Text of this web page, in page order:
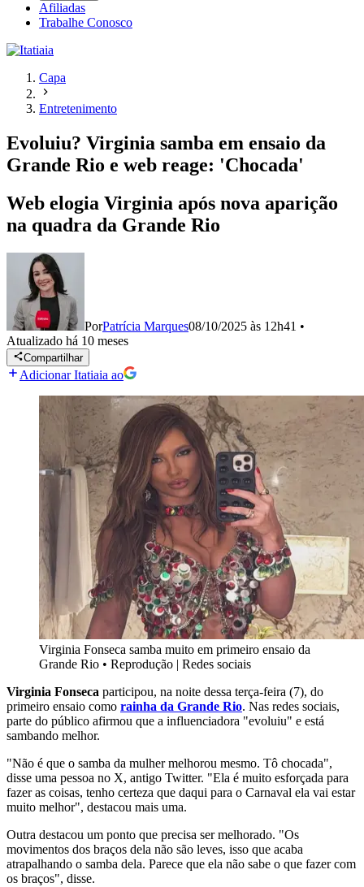
Afiliadas
Trabalhe Conosco
Capa
Entretenimento
Evoluiu? Virginia samba em ensaio da
Grande Rio e web reage: 'Chocada'
Web elogia Virginia após nova aparição
na quadra da Grande Rio
PorPatrícia Marques08/10/2025 às 12h41 •
Atualizado há 10 meses
Compartilhar
Adicionar Itatiaia ao
Virginia Fonseca samba muito em primeiro ensaio da
Grande Rio • Reprodução | Redes sociais
Virginia Fonseca participou, na noite dessa terça-feira (7), do
primeiro ensaio como rainha da Grande Rio. Nas redes sociais,
parte do público afirmou que a influenciadora "evoluiu" e está
sambando melhor.
"Não é que o samba da mulher melhorou mesmo. Tô chocada",
disse uma pessoa no X, antigo Twitter. "Ela é muito esforçada para
fazer as coisas, tenho certeza que daqui para o Carnaval ela vai estar
muito melhor", destacou mais uma.
Outra destacou um ponto que precisa ser melhorado. "Os
movimentos dos braços dela não são leves, isso que acaba
atrapalhando o samba dela. Parece que ela não sabe o que fazer com
os braços", disse.